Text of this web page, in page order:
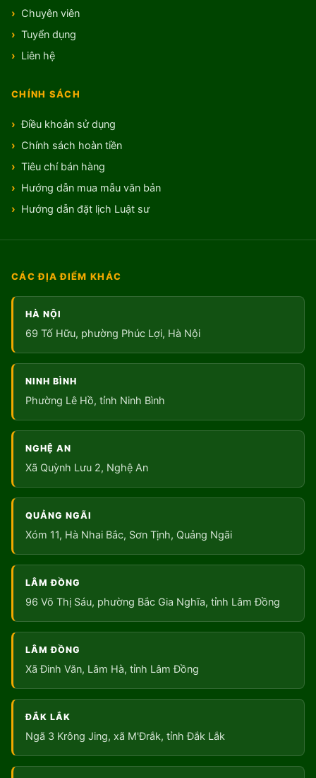
Chuyên viên
Tuyển dụng
Liên hệ
CHÍNH SÁCH
Điều khoản sử dụng
Chính sách hoàn tiền
Tiêu chí bán hàng
Hướng dẫn mua mẫu văn bản
Hướng dẫn đặt lịch Luật sư
CÁC ĐỊA ĐIỂM KHÁC
HÀ NỘI
69 Tố Hữu, phường Phúc Lợi, Hà Nội
NINH BÌNH
Phường Lê Hồ, tỉnh Ninh Bình
NGHỆ AN
Xã Quỳnh Lưu 2, Nghệ An
QUẢNG NGÃI
Xóm 11, Hà Nhai Bắc, Sơn Tịnh, Quảng Ngãi
LÂM ĐỒNG
96 Võ Thị Sáu, phường Bắc Gia Nghĩa, tỉnh Lâm Đồng
LÂM ĐỒNG
Xã Đinh Văn, Lâm Hà, tỉnh Lâm Đồng
ĐẮK LẮK
Ngã 3 Krông Jing, xã M'Đrắk, tỉnh Đắk Lắk